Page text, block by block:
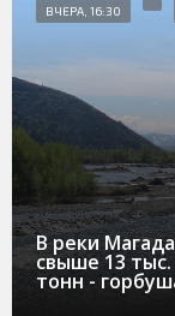
В реки
свыше 13 тыс.
тонн -
ВЧЕРА, 16:30